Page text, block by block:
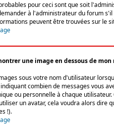
pour ceci sont que soit
à l'administrateur du forum
peuvent être trouvées sur le
une image en dessous de
sous votre nom d'utilisateur
combien de messages vous
ou personnelle à chaque
un avatar, cela voudra alors dire
!).